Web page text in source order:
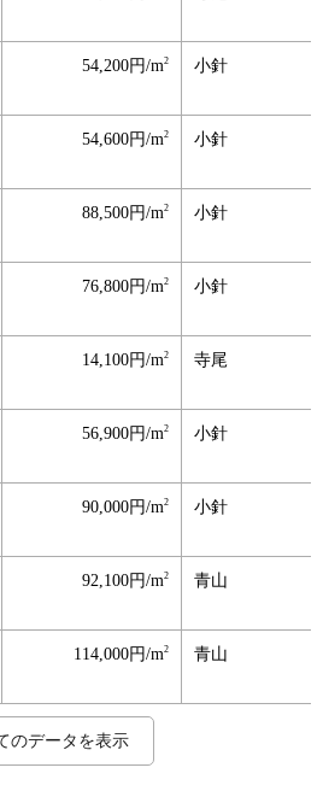
54,200円/m2 小針
54,600円/m2 小針
88,500円/m2 小針
76,800円/m2 小針
14,100円/m2 寺尾
56,900円/m2 小針
90,000円/m2 小針
92,100円/m2 青山
114,000円/m2 青山
49,600円/m
91,900円/m
107,000円/m
64,000円/m
46,900円/m
53,500円/m
57,300円/m
のデータを表示